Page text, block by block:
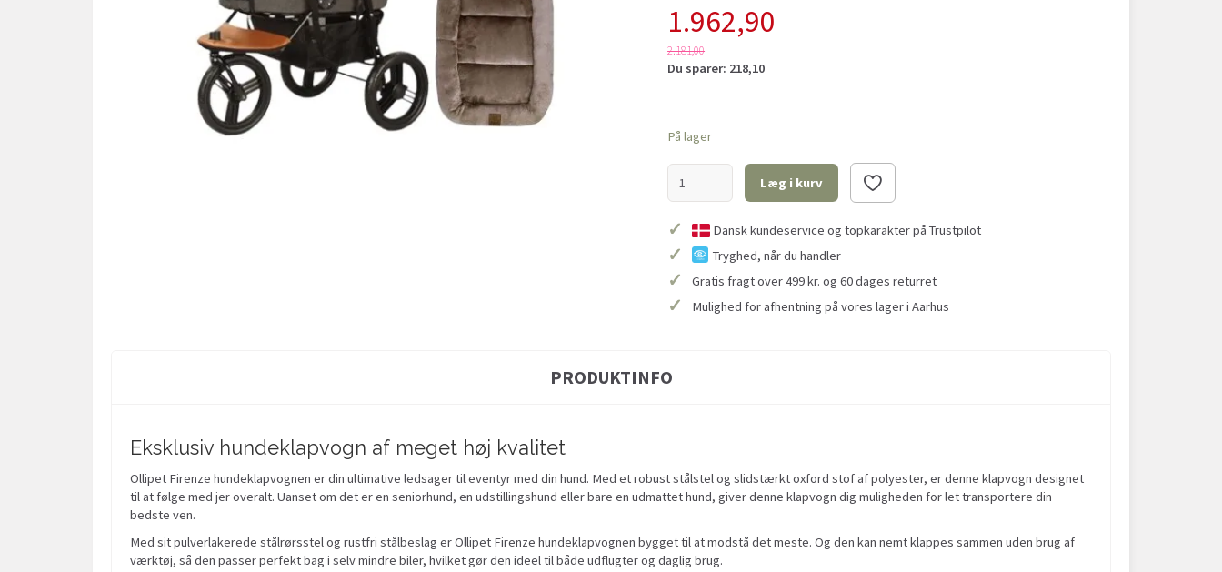
1.962,90
2.181,00
Du sparer: 218,10
På lager
Læg i kurv
✓ Dansk kundeservice og topkarakter på Trustpilot
✓ Tryghed, når du handler
✓ Gratis fragt over 499 kr. og 60 dages returret
✓ Mulighed for afhentning på vores lager i Aarhus
PRODUKTINFO
Eksklusiv hundeklapvogn af meget høj kvalitet
Ollipet Firenze hundeklapvognen er din ultimative ledsager til eventyr med din hund. Med et robust stålstel og slidstærkt oxford stof af polyester, er denne klapvogn designet
til at følge med jer overalt. Uanset om det er en seniorhund, en udstillingshund eller bare en udmattet hund, giver denne klapvogn dig muligheden for let transportere din
bedste ven.
Med sit pulverlakerede stålrørsstel og rustfri stålbeslag er Ollipet Firenze hundeklapvognen bygget til at modstå det meste. Og den kan nemt klappes sammen uden brug af
værktøj, så den passer perfekt bag i selv mindre biler, hvilket gør den ideel til både udflugter og daglig brug.